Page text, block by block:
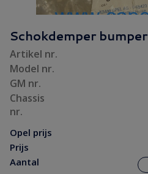
Schokdemper bumper
Artikel nr.
Model nr.
GM nr.
Chassis
nr.
Opel prijs
Prijs
Aantal